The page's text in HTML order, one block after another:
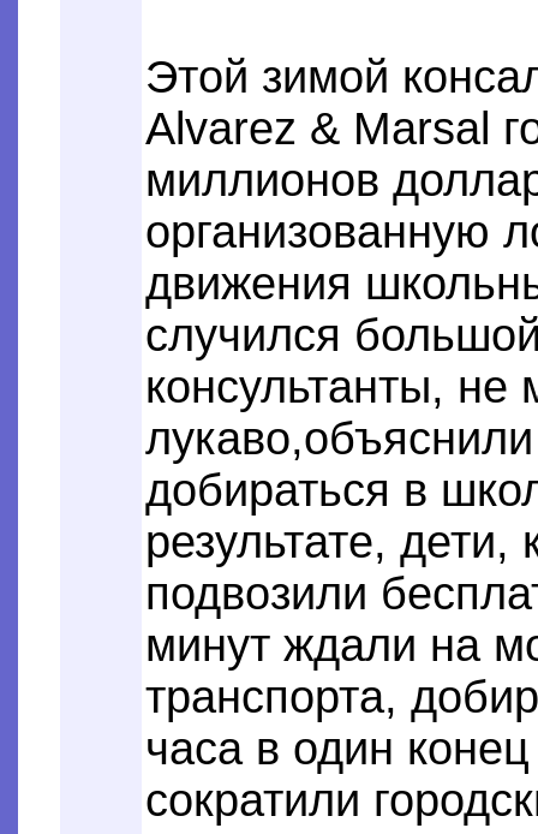
Этой зимой
Alvarez & Marsal
миллионов
организованную
движения
случился
консультанты, не
добираться в
результате,
подвозили
минут ждали на
транспорта,
часа в один
сократили